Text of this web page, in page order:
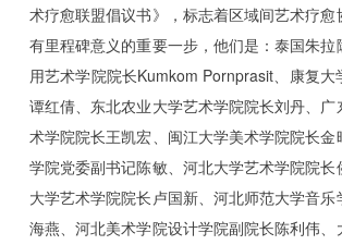
术疗愈联盟倡议书》，标志着区域间艺术疗
有里程碑意义的重要一步，他们是：泰国朱拉
用艺术学院院长Kumkom Pornprasit、康复大
谭红倩、东北农业大学艺术学院院长刘丹、
术学院院长王凯宏、闽江大学美术学院院长
学院党委副书记陈敏、河北大学艺术学院院长
大学艺术学院院长卢国新、河北师范大学音乐
海燕、河北美术学院设计学院副院长陈利伟